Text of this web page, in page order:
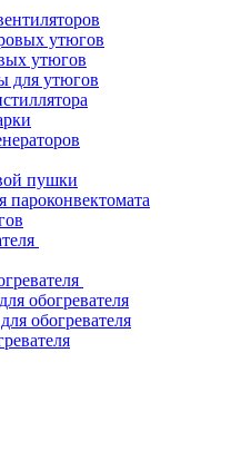
утюгов
утюгов
для утюгов
пушки
пароконвектомата
обогревателя
обогревателя